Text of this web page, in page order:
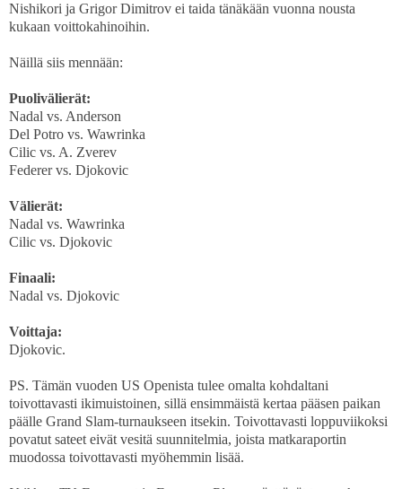
Nishikori ja Grigor Dimitrov ei taida tänäkään vuonna nousta
kukaan voittokahinoihin.
Näillä siis mennään:
Puolivälierät:
Nadal vs. Anderson
Del Potro vs. Wawrinka
Cilic vs. A. Zverev
Federer vs. Djokovic
Välierät:
Nadal vs. Wawrinka
Cilic vs. Djokovic
Finaali:
Nadal vs. Djokovic
Voittaja:
Djokovic.
PS. Tämän vuoden US Openista tulee omalta kohdaltani
toivottavasti ikimuistoinen, sillä ensimmäistä kertaa pääsen paikan
päälle Grand Slam-turnaukseen itsekin. Toivottavasti loppuviikoksi
povatut sateet eivät vesitä suunnitelmia, joista matkaraportin
muodossa toivottavasti myöhemmin lisää.